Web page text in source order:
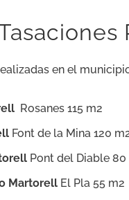
en el
Rosanes 115 m2
Font de la Mina 120
Pont del Diable 80
Martorell El Pla 55 m2